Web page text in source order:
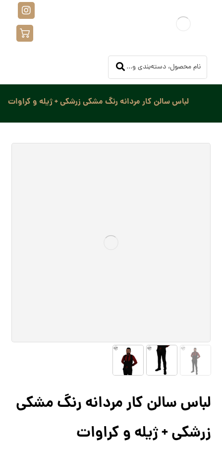
لباس سالن کار مردانه رنگ مشکی زرشکی + ژیله و کراوات
لباس سالن کار مردانه رنگ مشکی
زرشکی + ژیله و کراوات